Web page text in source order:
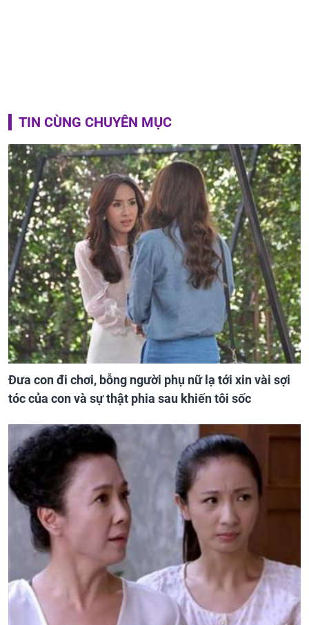
TIN CÙNG CHUYÊN MỤC
Đưa con đi chơi, bỗng người phụ nữ lạ tới xin vài sợi
tóc của con và sự thật phia sau khiến tôi sốc